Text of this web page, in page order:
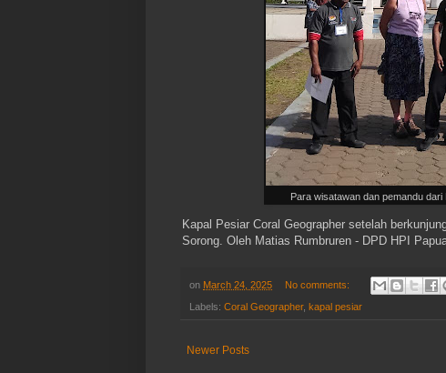
Para wisatawan dan pemandu
Kapal Pesiar Coral Geographer setelah
Sorong. Oleh Matias Rumbruren - DPD HPI
on March 24, 2025 No comments:
Labels: Coral Geographer, kapal pesiar
Newer Posts